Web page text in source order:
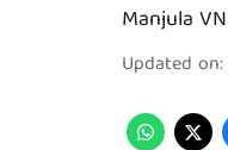
Manjula VN
Updated on: